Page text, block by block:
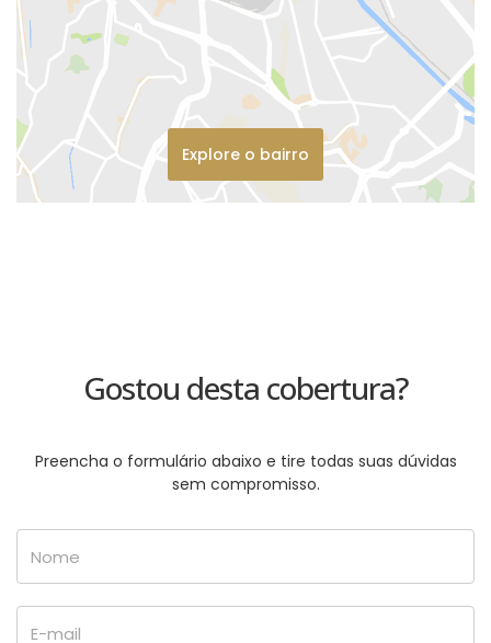
Explore o bairro
Gostou desta cobertura?
Preencha o formulário abaixo e tire todas suas dúvidas
sem compromisso.